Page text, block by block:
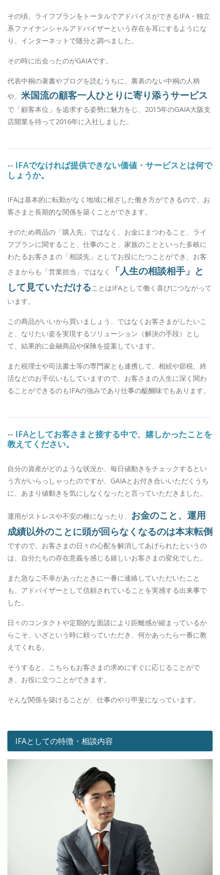
その頃、ライフプランをトータルでアドバイスができるIFA・独立
系ファイナンシャルアドバイザーという存在を耳にするようにな
り、インターネットで随分と調べました。
その時に出会ったのがGAIAです。
代表中桐の著書やブログを読むうちに、裏表のない中桐の人柄
や、 米国流の顧客一人ひとりに寄り添うサービス
で「顧客本位」を追求する姿勢に魅力をじ、2015年のGAIA大阪支
店開業を待って2016年に入社しました。
-- IFAでなければ提供できない価値・サービスとは何で
しょうか。
IFAは基本的に転勤がなく地域に根ざした働き方ができるので、お
客さまと長期的な関係を築くことができます。
そのため商品の「購入先」ではなく、お金にまつわること、ライ
フプランに関すること、仕事のこと、家族のことといった多岐に
わたるお客さまの「相談先」としてお役にたつことができ、お客
さまからも「営業担当」ではなく
「人生の相談相手」と
して見ていただけることはIFAとして働く喜びにつながって
います。
この商品がいいから買いましょう、ではなくお客さまがしたいこ
と、なりたい姿を実現するソリューション（解決の手段）とし
て、結果的に金融商品や保険を提案しています。
また税理士や司法書士等の専門家とも連携して、相続や節税、終
活などのお手伝いもしていますので、お客さまの人生に深く関わ
ることができるのもIFAの強みであり仕事の醍醐味でもあります。
-- IFAとしてお客さまと接する中で、嬉しかったことを
教えてください。
自分の資産がどのような状況か、毎日値動きをチェックするとい
う方がいらっしゃったのですが、GAIAとお付き合いいただくうち
に、あまり値動きを気にしなくなったと言っていただきました。
運用がストレスや不安の種になったり、 お金のこと、運用
成績以外のことに頭が回らなくなるのは本末転倒
ですので、お客さまの日々の心配を解消してあげられたというの
は、自分たちの存在意義を感じる嬉しいお客さまの変化でした。
また急なご不幸があったときに一番に連絡していただいたこと
も、アドバイザーとして信頼されていることを実感する出来事で
した。
日々のコンタクトや定期的な面談により距離感が縮まっているか
らこそ、いざという時に頼っていただき、何かあったら一番に教
えてくれる。
そうすると、こちらもお客さまの求めにすぐに応じることがで
き、お役に立つことができます。
そんな関係を築けることが、仕事のやり甲斐になっています。
IFAとしての特徴・相談内容